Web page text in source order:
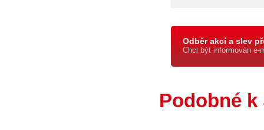
Odběr akcí a slev
Chci být informován e-
Podobné